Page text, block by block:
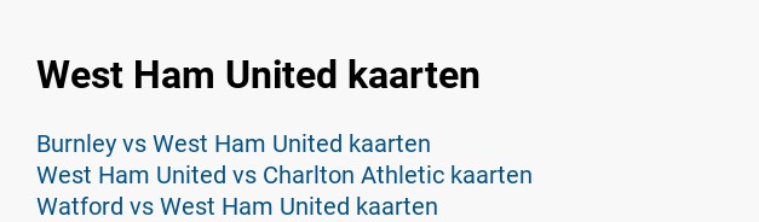
West Ham United kaarten
Burnley vs West Ham United kaarten
West Ham United vs Charlton Athletic kaarten
Watford vs West Ham United kaarten